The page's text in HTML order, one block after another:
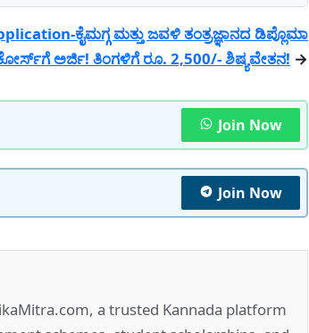
ಕೈಮಗ್ಗ ಮತ್ತು ಜವಳಿ ತಂತ್ರಜ್ಞಾನದ ಡಿಪ್ಲೊಮಾ
ಅರ್ಜಿ! ತಿಂಗಳಿಗೆ ರೂ. 2,500/- ಶಿಷ್ಯವೇತನ! →
Join Now
Join Now
a trusted Kannada platform